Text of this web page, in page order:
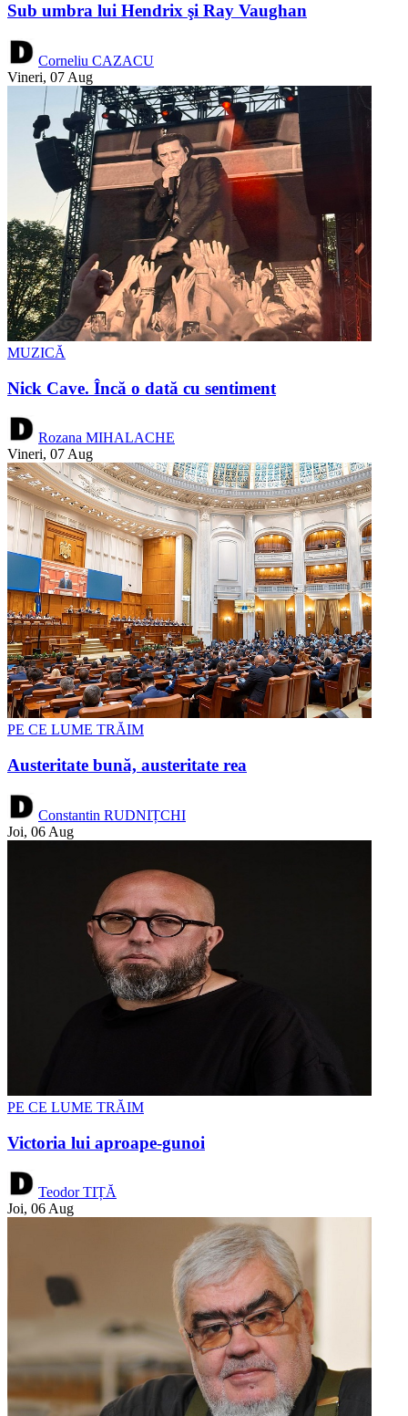
Sub umbra lui Hendrix şi Ray Vaughan
Corneliu CAZACU
Vineri, 07 Aug
MUZICĂ
Nick Cave. Încă o dată cu sentiment
Rozana MIHALACHE
Vineri, 07 Aug
PE CE LUME TRĂIM
Austeritate bună, austeritate rea
Constantin RUDNIȚCHI
Joi, 06 Aug
PE CE LUME TRĂIM
Victoria lui aproape-gunoi
Teodor TIȚĂ
Joi, 06 Aug